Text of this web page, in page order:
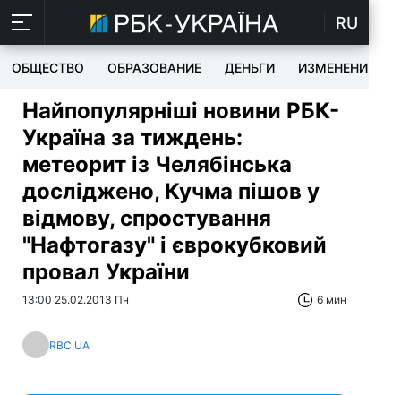
RU
ОБЩЕСТВО ОБРАЗОВАНИЕ ДЕНЬГИ ИЗМЕНЕНИЯ
Найпопулярніші новини РБК-
Україна за тиждень:
метеорит із Челябінська
досліджено, Кучма пішов у
відмову, спростування
"Нафтогазу" і єврокубковий
провал України
13:00 25.02.2013 Пн 6 мин
RBC.UA